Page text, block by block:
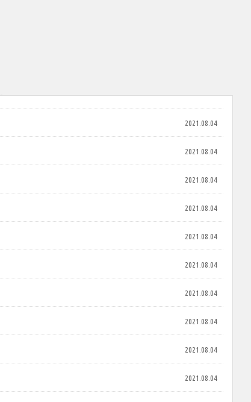
2021.08.04
2021.08.04
2021.08.04
2021.08.04
2021.08.04
2021.08.04
2021.08.04
2021.08.04
2021.08.04
2021.08.04